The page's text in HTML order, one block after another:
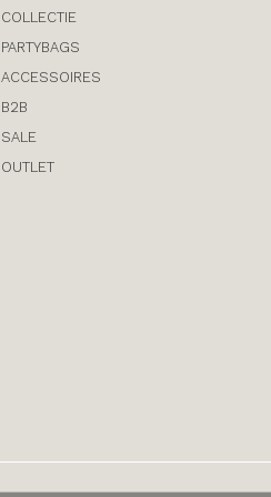
COLLECTIE
PARTYBAGS
ACCESSOIRES
B2B
SALE
OUTLET